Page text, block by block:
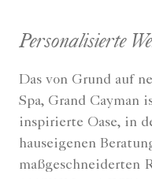
Personalisierte
Das von Grund auf
Spa, Grand Cayman
inspirierte Oase, in
hauseigenen
maßgeschneiderten